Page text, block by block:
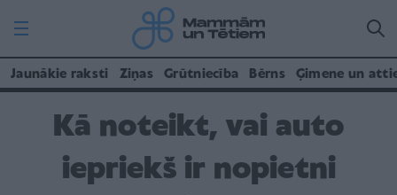
Jaunākie raksti Ziņas Grūtniecība Bērns Ģimene un
Kā noteikt, vai auto
iepriekš ir nopietni